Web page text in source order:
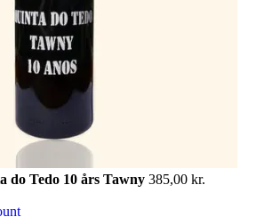
do Tedo 10 års Tawny 385,00 kr.